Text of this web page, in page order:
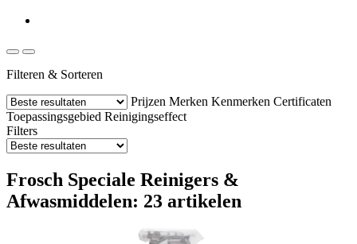
Filteren & Sorteren
Prijzen Merken Kenmerken Certificaten
Toepassingsgebied Reinigingseffect
Filters
Frosch Speciale Reinigers &
Afwasmiddelen: 23 artikelen